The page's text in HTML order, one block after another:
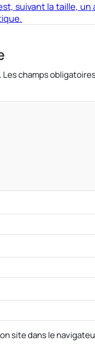
suivant la taille,
Les champs
site dans le